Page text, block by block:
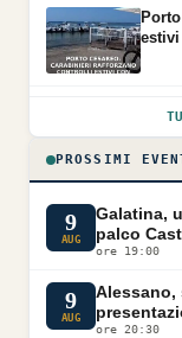
estivi
PROSSIMI
9
AUG
Galatina,
palco
ore 19:00
9
AUG
Alessano,
ore 20:30